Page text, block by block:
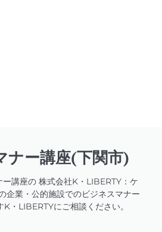
ナー講座(下関市)
講座の 株式会社K・LIBERTY：ケ
企業・公的施設でのビジネスマナー
・LIBERTYにご相談ください。